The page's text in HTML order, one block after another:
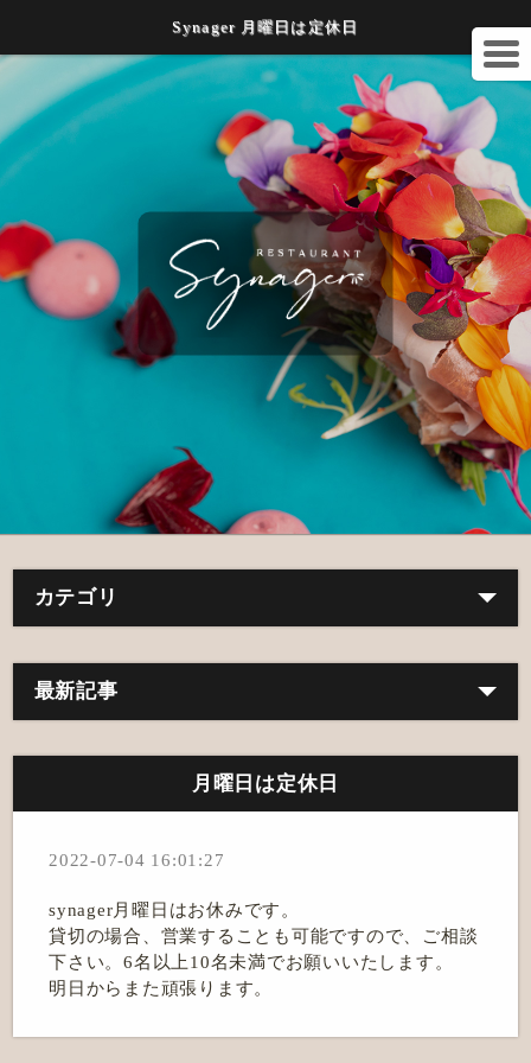
Synager 月曜日は定休日
カテゴリ
最新記事
月曜日は定休日
2022-07-04 16:01:27
synager月曜日はお休みです。
貸切の場合、営業することも可能ですので、ご相談
下さい。6名以上10名未満でお願いいたします。
明日からまた頑張ります。